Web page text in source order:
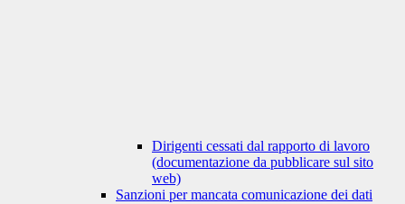
Dirigenti cessati dal rapporto di lavoro
(documentazione da pubblicare sul sito
web)
Sanzioni per mancata comunicazione dei dati